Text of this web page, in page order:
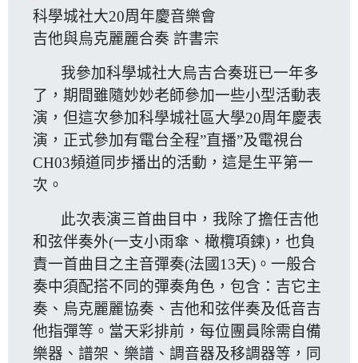
科學城社大20周年慶音樂會
吉他與烏克麗麗合奏 許書宗
我參加科學城社大烏吉合奏班已一年多
了，期間雖隨妙妙老師參加一些小型活動表
演，但這次參加科學城社區大學20周年慶表
演，正式參加有電台全程”直播”及電視台
CH03頻道同步播出的活動，這是生平第一
次。
此次表演三首曲目中，我除了擔任吉他
和弦伴奏外(一支小雨傘、橄欖項鍊)，也負
責一首曲目之主音彈奏(法國13天)。一般合
奏中須配搭不同的彈奏角色，包含：吉它主
奏、烏克麗麗協奏、吉他和弦伴奏及低音吉
他指彈等。當天彩排前，每位團員除需自備
樂器、譜架、樂譜、調音器及移調器等，同